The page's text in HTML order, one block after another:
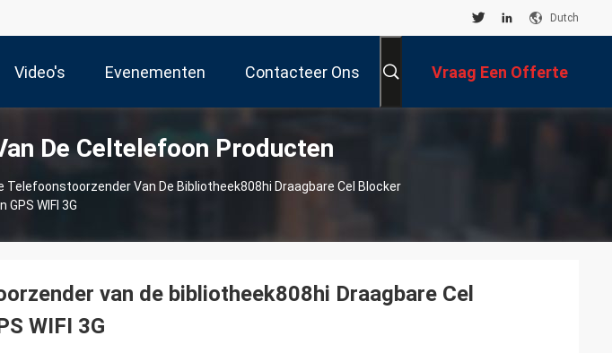
Dutch
Video's Evenementen Contacteer Ons Vraag Een Offerte
De Celtelefoon Producten
Telefoonstoorzender Van De Bibliotheek808hi Draagbare Cel Blocker
GPS WIFI 3G
van de bibliotheek808hi Draagbare Cel
WIFI 3G